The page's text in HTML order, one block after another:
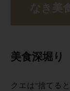
なき美
美 食 深 堀 り
クエは“捨てる